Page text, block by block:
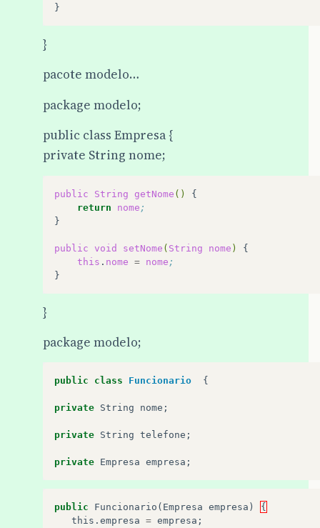
}
pacote modelo…
package modelo;
public class Empresa {
private String nome;
public String getNome ()
return
nome ;
}
public void setNome ( String nome )
this . nome = nome ;
}
package modelo;
public class Funcionario {
private String nome ;
private String telefone ;
private Empresa empresa ;
public Funcionario ( Empresa empresa )
{
this . empresa = empresa ;